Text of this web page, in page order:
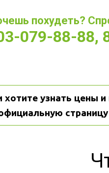
похудеть?
079-88-88,
хотите узнать цены
страницу